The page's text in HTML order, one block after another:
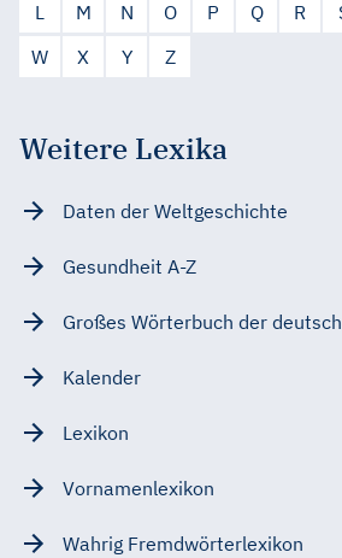
L
M N O P Q R
W
X Y Z
Weitere Lexika
Daten der Weltgeschichte
Gesundheit A-Z
Großes Wörterbuch der
Kalender
Lexikon
Vornamenlexikon
Wahrig Fremdwörterlexikon